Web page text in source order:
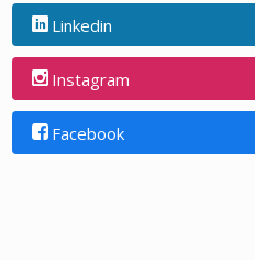
Linkedin
Instagram
Facebook